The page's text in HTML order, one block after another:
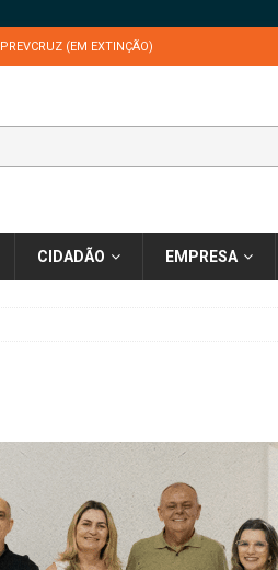
PREVCRUZ (EM EXTINÇÃO)
CIDADÃO EMPRESA